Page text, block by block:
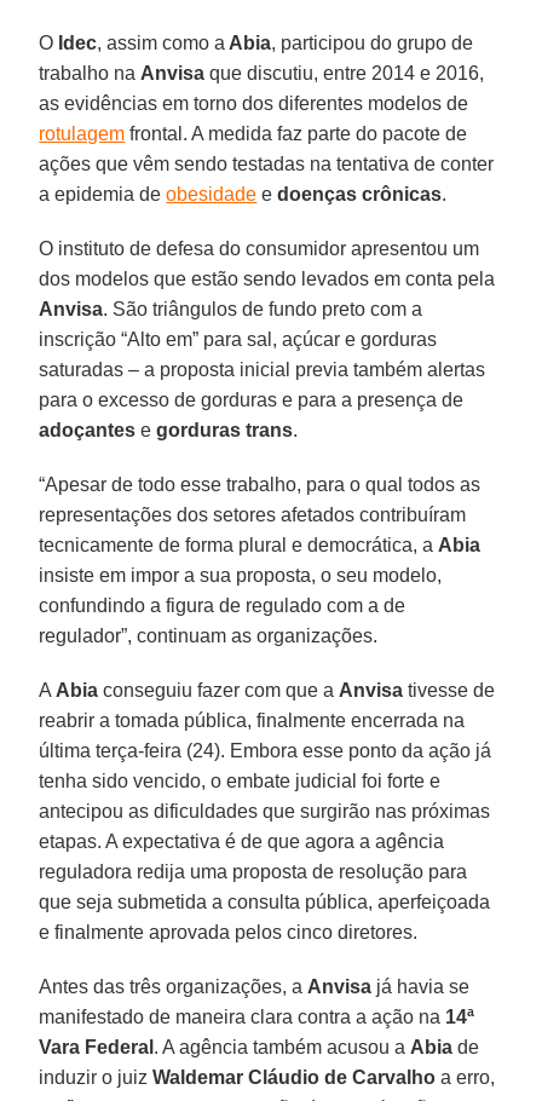
O Idec, assim como a Abia, participou do grupo de
trabalho na Anvisa que discutiu, entre 2014 e 2016,
as evidências em torno dos diferentes modelos de
rotulagem frontal. A medida faz parte do pacote de
ações que vêm sendo testadas na tentativa de conter
a epidemia deobesidade edoenças crônicas.
O instituto de defesa do consumidor apresentou um
dos modelos que estão sendo levados em conta pela
Anvisa. São triângulos de fundo preto com a
inscrição “Alto em” para sal, açúcar e gorduras
saturadas – a proposta inicial previa também alertas
para o excesso de gorduras e para a presença de
adoçantes egorduras trans.
“Apesar de todo esse trabalho, para o qual todos as
representações dos setores afetados contribuíram
tecnicamente de forma plural e democrática, a Abia
insiste em impor a sua proposta, o seu modelo,
confundindo a figura de regulado com a de
regulador”, continuam as organizações.
A Abia conseguiu fazer com que a Anvisa tivesse de
reabrir a tomada pública, finalmente encerrada na
última terça-feira (24). Embora esse ponto da ação já
tenha sido vencido, o embate judicial foi forte e
antecipou as dificuldades que surgirão nas próximas
etapas. A expectativa é de que agora a agência
reguladora redija uma proposta de resolução para
que seja submetida a consulta pública, aperfeiçoada
e finalmente aprovada pelos cinco diretores.
Antes das três organizações, a Anvisa já havia se
manifestado de maneira clara contra a ação na 14ª
Vara Federal . A agência também acusou a Abia de
induzir o juizWaldemar Cláudio de Carvalho a erro,